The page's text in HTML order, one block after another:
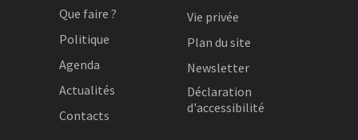
Que faire ?
Politique
Agenda
Actualités
Contacts
Vie privée
Plan du site
Newsletter
Déclaration
d'accessibilité